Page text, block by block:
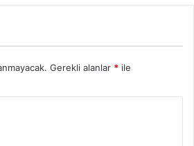
Gerekli alanlar * ile